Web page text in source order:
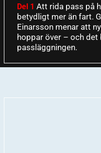
Del 1 Att rida pass på
betydligt mer än fart.
Einarsson menar att
hoppar över – och
passläggningen.